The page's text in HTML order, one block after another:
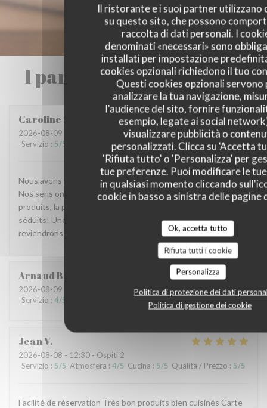
Il ristorante e i suoi partner utilizzano
su questo sito, che possono
raccolta di dati personali. I
denominati «necessari» sono
installati per impostazione
cookies opzionali richiedono il tuo
Questi cookies opzionali servono
analizzare la tua navigazione,
l'audience del sito, fornire
esempio, legate ai social
visualizzare pubblicità o
personalizzati. Clicca su 'Accetta
'Rifiuta tutto' o 'Personalizza' per
tue preferenze. Puoi modificare le
in qualsiasi momento cliccando
cookie in basso a sinistra delle pagine
Ok, accetta tutto
Rifiuta tutti i cookie
Personalizza
Politica di protezione dei dati
Politica di gestione dei cookie
I pareri dei nostri clienti
Caroline S
2026-08-09 - 20:00 - Ospiti 2
Servizio : 5/5 5/5 Cucina:5/5 Qualità / Prezzo :4/5
Nous avons passé une très agréable soirée sur la terrasse !
Nos sens ont effectivement été en éveil. La qualité des
produits, la présentation, les vins et le service nous ont
séduits! Une adresse plus que recommandable où nous
reviendrons avec certitude!
ArnaudB
2026-08-09
Servizio : 4/5 Cucina: 5/5 Qualità / Prezzo /5
JeanV
2026-08-08 - 12:30 - Ospiti 2
Servizio : 5/5 Atmosfera : 4/5 Cucina : 5/5 Qualità / Prezzo : 5/5
Facilité de réservation Très bon produits bien cuisinés Carte